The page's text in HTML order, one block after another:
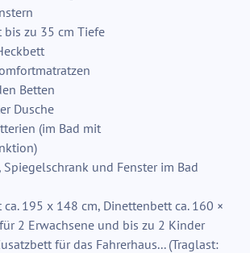
bis zu 35 cm Tiefe
Betten
Dusche
(im Bad mit
und Fenster im Bad
195 x 148 cm, Dinettenbett ca. 160 ×
2 Erwachsene und bis zu 2 Kinder
für das Fahrerhaus... (Traglast: